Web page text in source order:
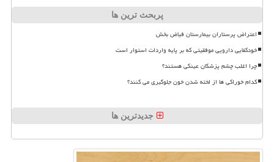
پربحث ترین ها
اعتراض پرستاران بیمارستان فیاض بخش
خودکفایی دارویی موفقیتی که بر پایه واردات استوار است
چرا اغلب چشم پزشکان عینکی هستند؟
کدام خوراکی ها از لخته شدن خون جلوگیری می کنند؟
جدیدترین ها